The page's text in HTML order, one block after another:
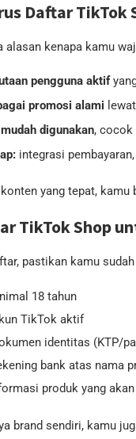
Daftar TikTok
alasan kenapa kamu
pengguna aktif
promosi alami
digunakan, cocok
integrasi
yang tepat,
TikTok Shop
pastikan kamu
18 tahun
TikTok aktif
identitas (KTP/
bank atas nama
produk yang akan
brand sendiri, kamu